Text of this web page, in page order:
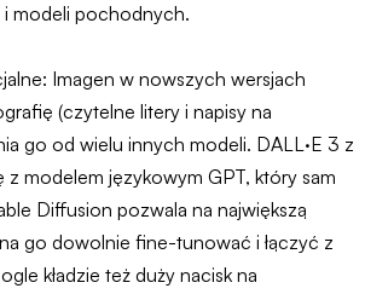
modeli pochodnych.
Imagen w nowszych wersjach
(czytelne litery i napisy na
go od wielu innych modeli. DALL·E 3 z
z modelem językowym GPT, który sam
Diffusion pozwala na największą
go dowolnie fine-tunować i łączyć z
kładzie też duży nacisk na